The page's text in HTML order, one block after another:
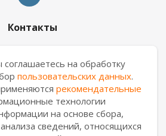
Контакты
ceramica.ru
ул. Новинская 2, склад "С17"
соглашаетесь на обработку
пользовательских данных.
рекомендательные
технологии
на основе сбора,
сведений, относящихся